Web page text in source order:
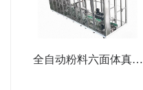
全自动粉料六面体真空